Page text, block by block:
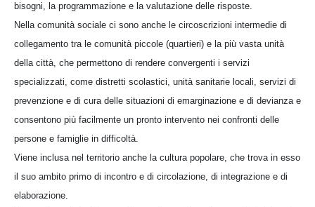
bisogni, la programmazione e la valutazione delle risposte.
Nella comunità sociale ci sono anche le circoscrizioni intermedie di
collegamento tra le comunità piccole (quartieri) e la più vasta unità
della città, che permettono di rendere convergenti i servizi
specializzati, come distretti scolastici, unità sanitarie locali, servizi di
prevenzione e di cura delle situazioni di emarginazione e di devianza e
consentono più facilmente un pronto intervento nei confronti delle
persone e famiglie in difficoltà.
Viene inclusa nel territorio anche la cultura popolare, che trova in esso
il suo ambito primo di incontro e di circolazione, di integrazione e di
elaborazione.